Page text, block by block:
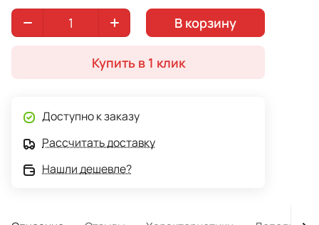
В корзину
Купить в 1 клик
Доступно к заказу
Рассчитать доставку
Нашли дешевле?